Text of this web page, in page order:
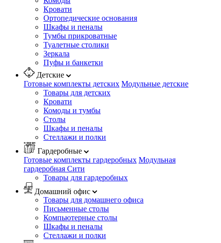
Кровати
Ортопедические основания
Шкафы и пеналы
Тумбы прикроватные
Туалетные столики
Зеркала
Пуфы и банкетки
Детские
Готовые комплекты детских Модульные детские
Товары для детских
Кровати
Комоды и тумбы
Столы
Шкафы и пеналы
Стеллажи и полки
Гардеробные
Готовые комплекты гардеробных Модульная
гардеробная Сити
Товары для гардеробных
Домашний офис
Товары для домашнего офиса
Письменные столы
Компьютерные столы
Шкафы и пеналы
Стеллажи и полки